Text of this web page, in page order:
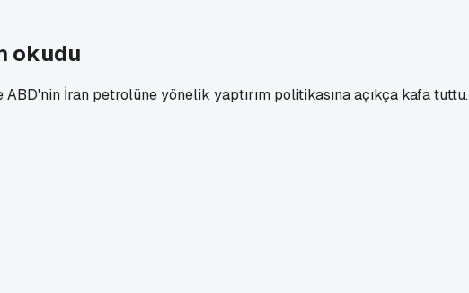
okudu
İran petrolüne yönelik yaptırım politikasına açıkça kafa tuttu.